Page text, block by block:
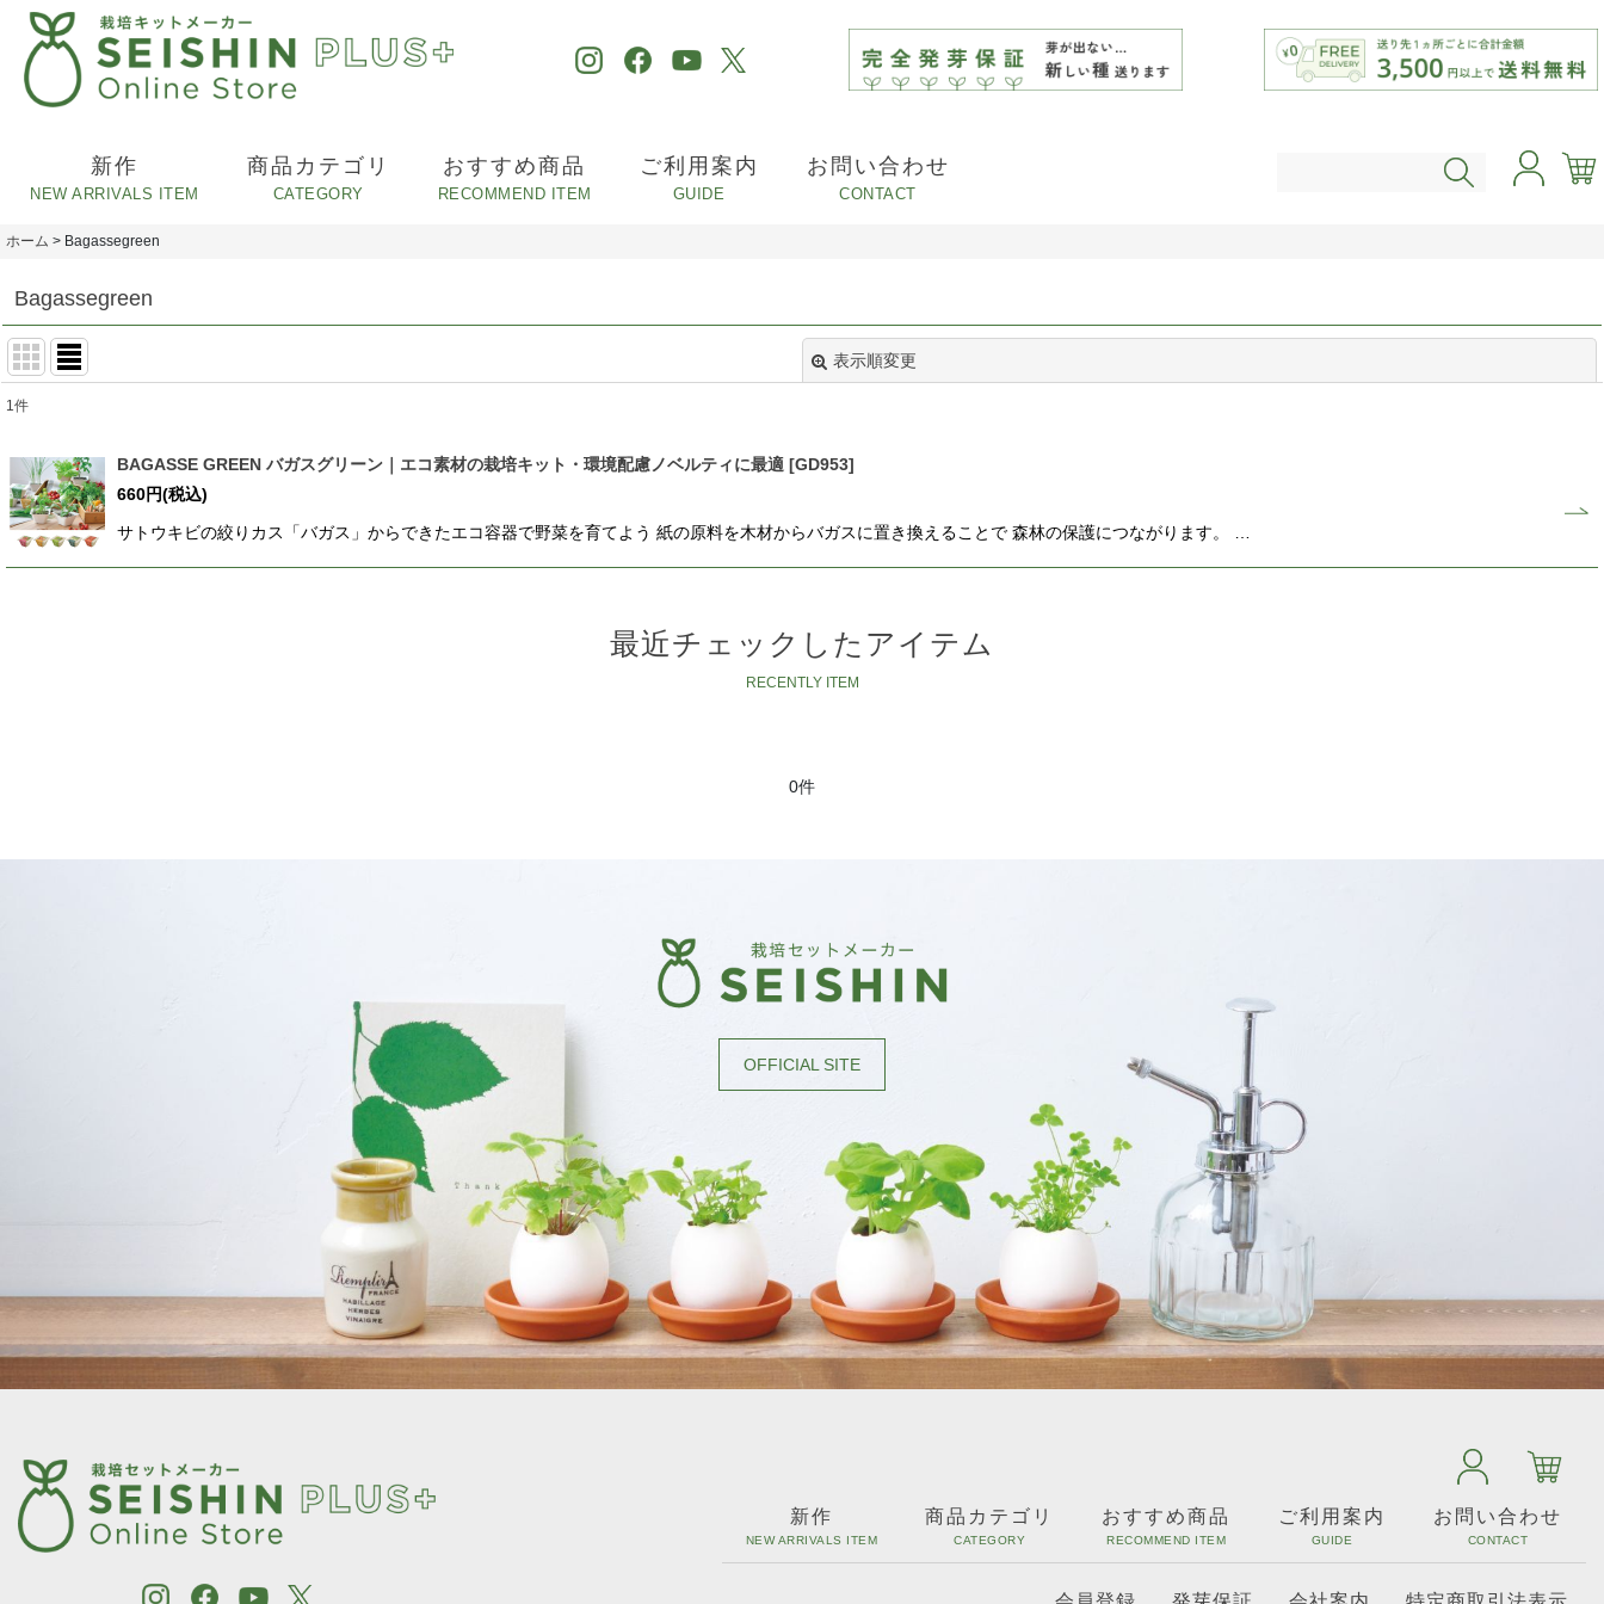
新作 商品カテゴリ おすすめ商品 ご利用案内 お問い合わせ
ホーム > Bagassegreen
Bagassegreen
表示順変更
並び順:
1件
BAGASSE GREEN バガスグリーン｜エコ素材の栽培キット・環境配慮ノベルティに最適 [GD953]
660円(税込)
サトウキビの絞りカス「バガス」からできたエコ容器で野菜を育てよう 紙の原料を木材からバガスに置き換えることで 森林の保護につながります。 …
最近チェックしたアイテム
0件
OFFICIAL SITE
新作 商品カテゴリ おすすめ商品 ご利用案内 お問い合わせ